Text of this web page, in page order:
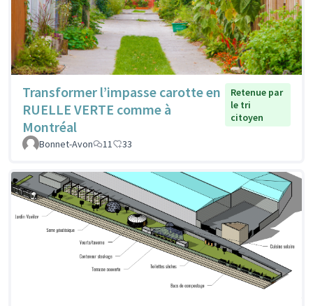
Transformer l’impasse carotte en
RUELLE VERTE comme à
Montréal
Retenue par
le tri
citoyen
Bonnet-Avon 11 33